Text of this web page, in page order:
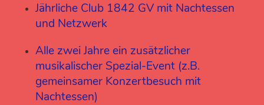
Jährliche Club 1842 GV mit Nachtessen
und Netzwerk
Alle zwei Jahre ein zusätzlicher
musikalischer Spezial-Event (z.B.
gemeinsamer Konzertbesuch mit
Nachtessen)